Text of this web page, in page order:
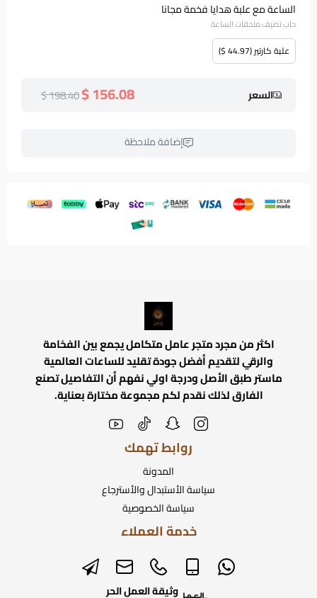
الساعة مع علبة هدايا فخمة مجانا
حاب تضيف ملحقات الساعة
علبة كارتير (44.97 $)
السعر 156.08 $
198.40 $
إضافة ملاحظة
اكثر من مجرد متجر عامل متكامل يجمع بين الفخامة
والرقي لتقديم أفضل جودة تقليد للساعات العالمية
ماستر طبق الأصل ودرجة اولي نفهم أن التفاصيل تصنع
الفارق لذلك نقدم لكم مجموعة مختارة بعناية.
روابط تهمك
المدونة
سياسة الأستبدال والأسترجاع
سياسة الخصوصية
خدمة العملاء
وثيقة العمل الحر